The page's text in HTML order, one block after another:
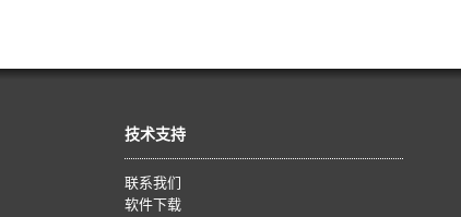
技术支持
联系我们
软件下载